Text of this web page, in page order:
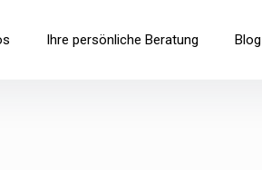
Ihre persönliche Beratung Blog